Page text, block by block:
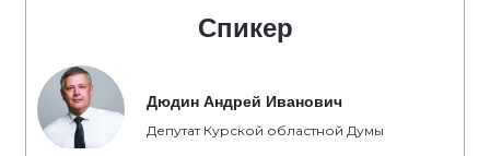
Спикер
Дюдин Андрей Иванович
Депутат Курской областной Думы